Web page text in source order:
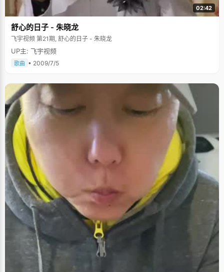
02:42
舒心的日子 - 朱晓龙
飞宇视频 第21期, 舒心的日子 - 朱晓龙
UP主: 飞宇视频
歌曲 • 2009/7/5